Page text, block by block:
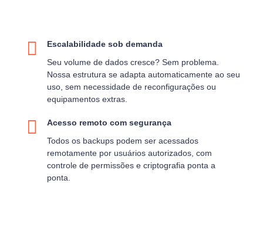
Escalabilidade sob demanda
Seu volume de dados cresce? Sem problema.
Nossa estrutura se adapta automaticamente ao seu
uso, sem necessidade de reconfigurações ou
equipamentos extras.
Acesso remoto com segurança
Todos os backups podem ser acessados
remotamente por usuários autorizados, com
controle de permissões e criptografia ponta a
ponta.